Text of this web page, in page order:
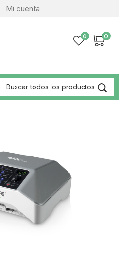
Mi cuenta
0
0